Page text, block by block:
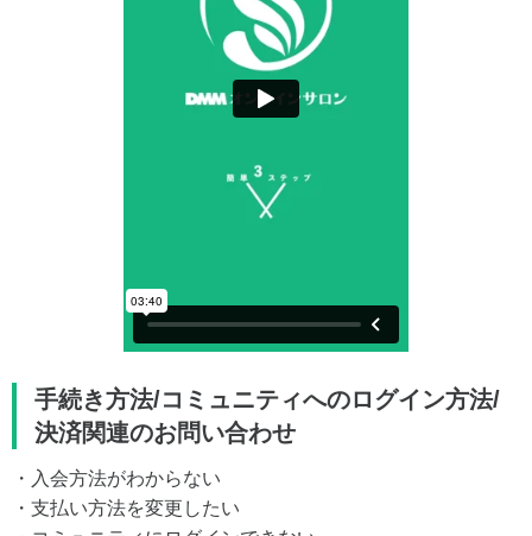
手続き方法/コミュニティへのログイン方法/
決済関連のお問い合わせ
・入会方法がわからない
・支払い方法を変更したい